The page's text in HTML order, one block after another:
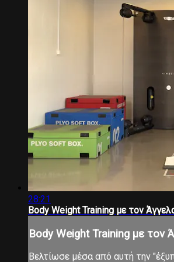
28:21
Body Weight Training με τον
Body Weight Training με τον
Βελτίωσε μέσα από αυτή την